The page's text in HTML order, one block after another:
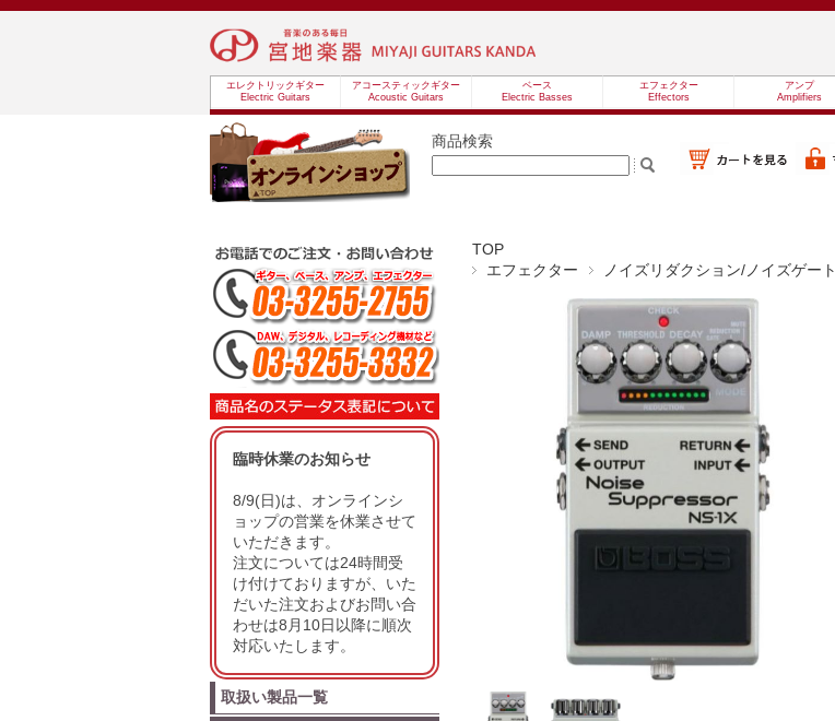
エレクトリックギター
Electric Guitars
アコースティックギター
Acoustic Guitars
ベース
Electric Basses
エフェクター
Effectors
アンプ
Amplifiers
商品検索
TOP
エフェクター
ノイズリダクション/ノイズゲート
臨時休業のお知らせ
8/9(日)は、オンラインシ
ョップの営業を休業させて
いただきます。
注文については24時間受
け付けておりますが、いた
だいた注文およびお問い合
わせは8月10日以降に順次
対応いたします。
取扱い製品一覧